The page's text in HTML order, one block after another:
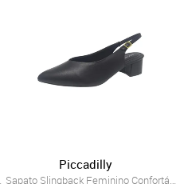
Co...
Piccadilly
Sapato Slingback Feminino Confortável Sa...